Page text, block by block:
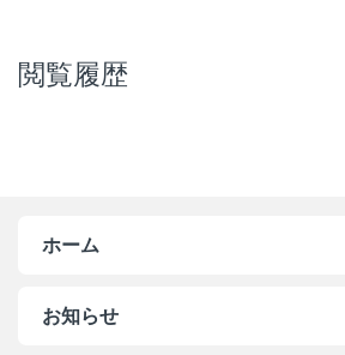
閲覧履歴
ホーム
お知らせ